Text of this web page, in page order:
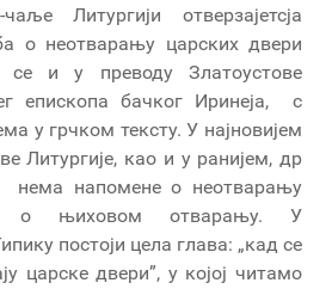
Литургији отверзајетсја
о неотварању царских двери
и у преводу Златоустове
епископа бачког Иринеја, с
у грчком тексту. У најновијем
Литургије, као и у ранијем, др
нема напомене о неотварању
о њиховом отварању. У
постоји цела глава: „кад се
царске двери”, у којој читамо